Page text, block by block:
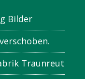
Bilder
Traunreut